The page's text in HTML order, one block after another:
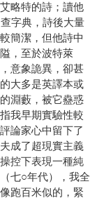
略特的詩；讀他
字典，詩後大量
簡潔，但他詩中
，至於波特萊
意象詭異，卻甚
大多是英譯本或
淵藪，被它蠱惑
我早期實驗性較
論家心中留下了
成了超現實主義
控下表現一種純
七○年代），我全
跑百米似的，緊